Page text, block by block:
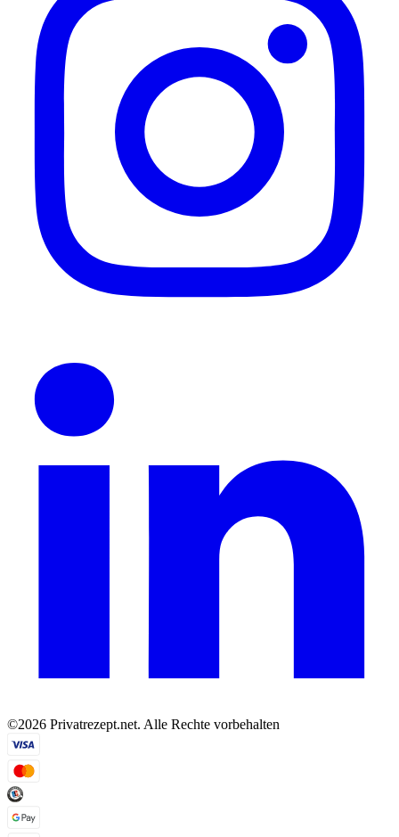
©2026 Privatrezept.net. Alle Rechte vorbehalten